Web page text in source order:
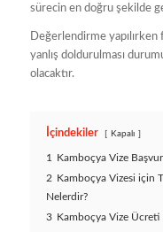
sürecin en doğru şekilde
Değerlendirme
yanlış doldurulması
olacaktır.
İçindekiler Kapalı
1 Kamboçya Vize
2
Kamboçya Vizesi için
Nelerdir?
3 Kamboçya Vize Ücreti